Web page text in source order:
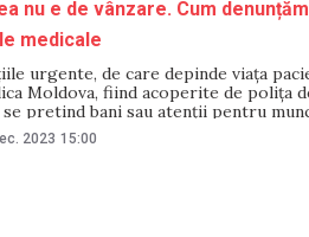
nu e de vânzare. Cum
medicale
urgente, de care depinde viața
Moldova, fiind acoperite de polița
pretind bani sau atenții pentru
ajutor. Unde puteți denunța
materialul următor. Material
2023 15:00